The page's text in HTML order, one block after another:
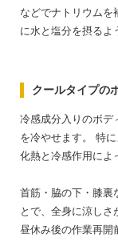
などでナトリウムを
に水と塩分を摂るよ
クールタイプの
冷感成分入りのボデ
を冷やせます。
特
化熱と冷感作用によ
首筋・脇の下・膝裏
とで、全身に涼しさ
昼休み後の作業再開